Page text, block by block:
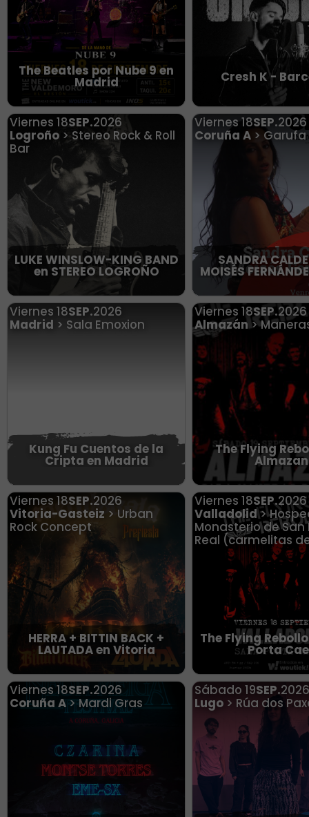
The Beatles por Nube 9 en
Madrid Cresh K -
Viernes 18SEP.2026
Logroño> Stereo Rock & Roll
Bar
LUKE WINSLOW-KING BAND
en STEREO LOGROÑO
Viernes 18SEP.2026
Coruña A> Garufa
SANDRA
MOISÉS
Viernes 18SEP.2026
Madrid > Sala Emoxion
Kung Fu Cuentos de la
Cripta en Madrid
Viernes 18SEP.2026
Almazán>
The Flying
Almazan
Viernes 18SEP.2026
Vitoria-Gasteiz > Urban
Rock Concept
HERRA + BITTIN BACK +
LAUTADA en Vitoria
Viernes 18SEP.2026
Valladolid>
Monasterio de San
Real (carmelitas
The Flying
Porta
Viernes 18SEP.2026
Coruña A> Mardi Gras
Sábado 19SEP.2026
Lugo> Rúa dos